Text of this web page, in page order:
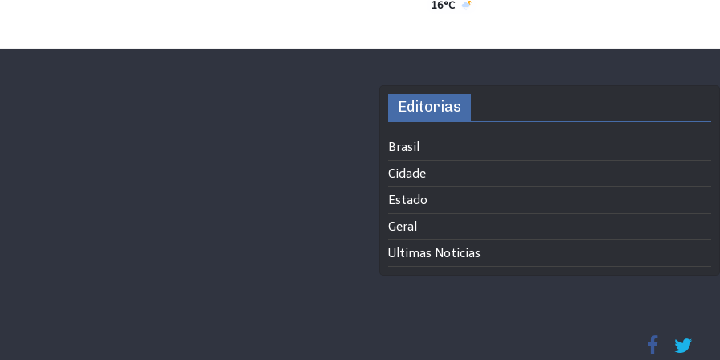
16°C
Editorias
Brasil
Cidade
Estado
Geral
Ultimas Noticias